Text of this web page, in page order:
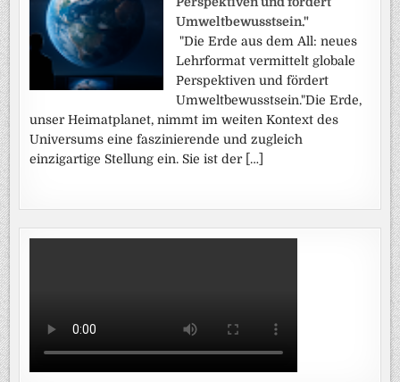
Umweltbewusstsein."
"Die Erde aus dem All: neues
Lehrformat vermittelt globale
Perspektiven und fördert
Umweltbewusstsein."Die Erde,
unser Heimatplanet, nimmt im weiten Kontext des
Universums eine faszinierende und zugleich
einzigartige Stellung ein. Sie ist der […]